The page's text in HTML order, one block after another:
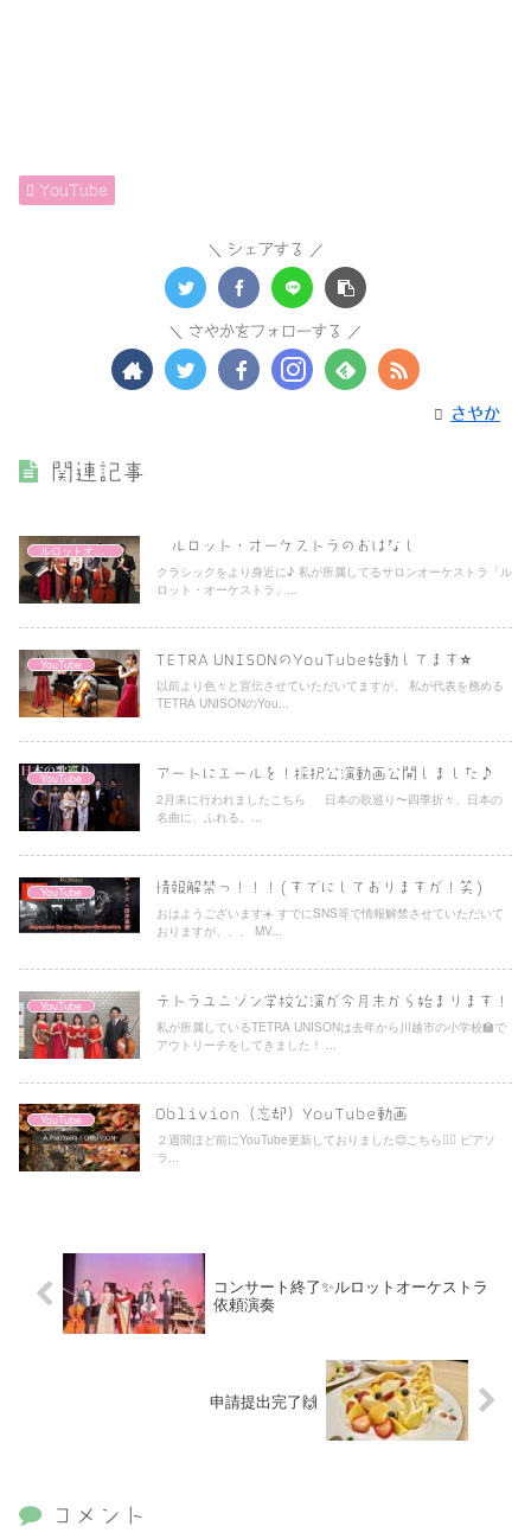
YouTube
シェアする
さやかをフォローする
さやか
関連記事
ルロットオーケストラ ルロット・オーケストラのおはなし
クラシックをより身近に♪ 私が所属してるサロンオーケストラ「ル
ロット・オーケストラ」...
YouTube TETRA UNISONのYouTube始動してます⭐️
以前より色々と宣伝させていただいてますが、 私が代表を務める
TETRA UNISONのYou...
YouTube アートにエールを！採択公演動画公開しました♪
2月末に行われましたこちら 日本の歌巡り〜四季折々、日本の
名曲に、ふれる。...
YouTube 情報解禁っ！！！(すでにしておりますが！笑)
おはようございます☀️ すでにSNS等で情報解禁させていただいて
おりますが、、、 MV...
YouTube テトラユニゾン学校公演が今月末から始まります！
私が所属しているTETRA UNISONは去年から川越市の小学校🏫で
アウトリーチをしてきました！ ...
YouTube Oblivion（忘却）YouTube動画
２週間ほど前にYouTube更新しておりました😊こちら💁‍♀️ ピアソ
ラ...
コンサート終了✨ルロットオーケストラ
依頼演奏
申請提出完了🙌
コメント